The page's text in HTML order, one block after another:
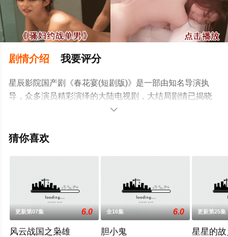
剧情介绍 我要评分
星辰影院国产剧《春花宴(短剧版)》是一部由知名导演执
导，众多演员精彩演绎的大陆电视剧，大结局剧情已揭晓
（已完结），手机免费观看高清无删减完整版电视剧全集
视猫或剧情网等平台了解。

猜你喜欢
更新第07集 6.0
风云战国之枭雄
全16集 6.0
胆小鬼
更新第25集
星星的